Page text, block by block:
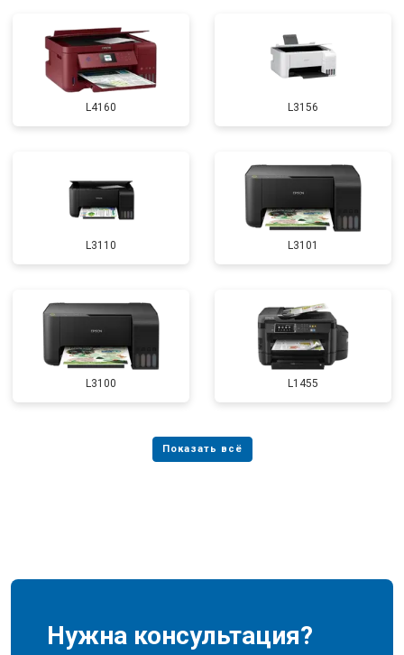
L4160 L3156
L3110 L3101
L3100 L1455
Нужна консультация?